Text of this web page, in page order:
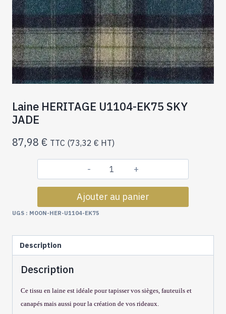
Laine HERITAGE U1104-EK75 SKY
JADE
87,98 € TTC (73,32 € HT)
quantité
de
Laine
EK75
Ajouter au panier
UGS : MOON-HER-U1104-EK75
Description
Description
Ce tissu en laine est idéale pour tapisser vos sièges, fauteuils et
canapés mais aussi pour la création de vos rideaux.